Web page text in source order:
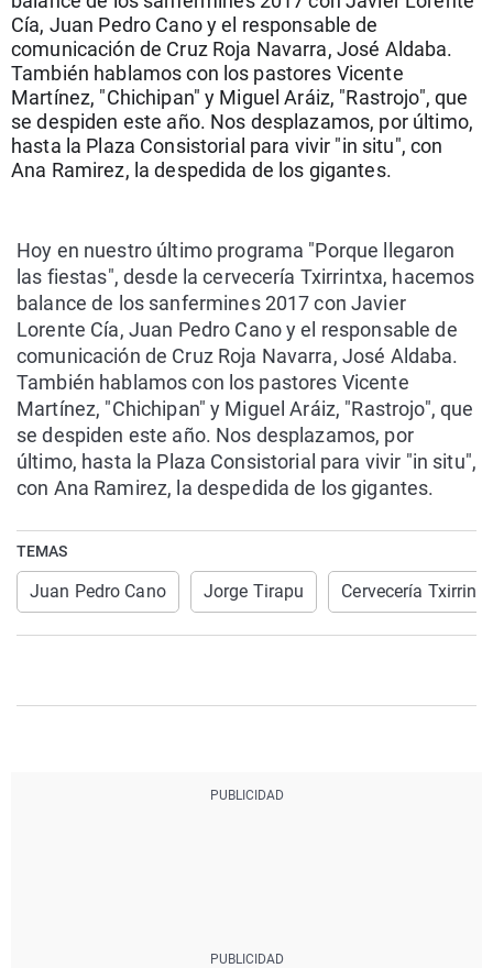
La rosa de los vientos
Gente viajera
Como el perro y el
Caso
Retornados
Equipo de
Operación Viuda
Extremadura
Galicia
La Rioja
Navarra
País Vasco
Virales
Televisión
Elecciones
Cía, Juan Pedro Cano y el responsable de
comunicación de Cruz Roja Navarra, José Aldaba.
También hablamos con los pastores Vicente
Martínez, "Chichipan" y Miguel Aráiz, "Rastrojo", que
se despiden este año. Nos desplazamos, por último,
hasta la Plaza Consistorial para vivir "in situ", con
Ana Ramirez, la despedida de los gigantes.
Hoy en nuestro último programa "Porque llegaron
las fiestas", desde la cervecería Txirrintxa, hacemos
balance de los sanfermines 2017 con Javier
Lorente Cía, Juan Pedro Cano y el responsable de
comunicación de Cruz Roja Navarra, José Aldaba.
También hablamos con los pastores Vicente
Martínez, "Chichipan" y Miguel Aráiz, "Rastrojo", que
se despiden este año. Nos desplazamos, por
último, hasta la Plaza Consistorial para vivir "in situ",
con Ana Ramirez, la despedida de los gigantes.
TEMAS
Juan Pedro Cano Jorge Tirapu Cervecería